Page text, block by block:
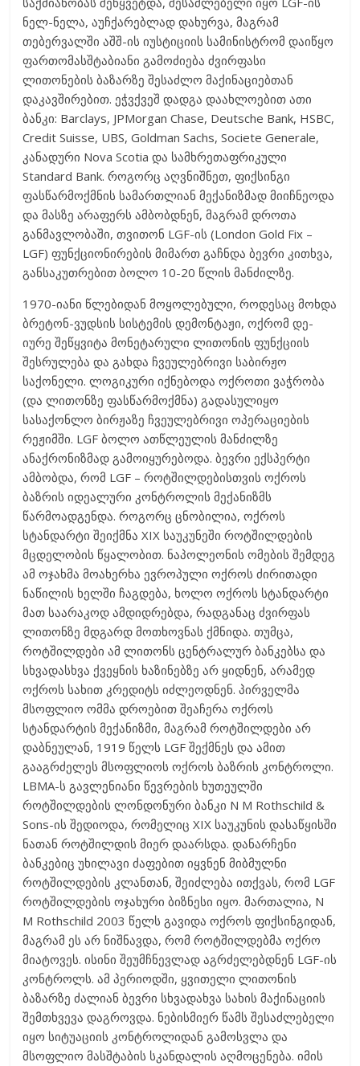
ნელ-ნელა, აუჩქარებლად დახურვა, მაგრამ
თებერვალში აშშ-ის იუსტიციის სამინისტრომ დაიწყო
ფართომასშტაბიანი გამოძიება ძვირფასი
ლითონების ბაზარზე შესაძლო მაქინაციებთან
დაკავშირებით. ეჭვქვეშ დადგა დაახლოებით ათი
ბანკი: Barclays, JPMorgan Chase, Deutsche Bank, HSBC,
Credit Suisse, UBS, Goldman Sachs, Societe Generale,
კანადური Nova Scotia და სამხრეთაფრიკული
Standard Bank. როგორც აღვნიშნეთ, ფიქსინგი
ფასწარმოქმნის სამართლიან მექანიზმად მიიჩნეოდა
და მასზე არაფერს ამბობდნენ, მაგრამ დროთა
განმავლობაში, თვითონ LGF-ის (London Gold Fix –
LGF) ფუნქციონირების მიმართ გაჩნდა ბევრი კითხვა,
განსაკუთრებით ბოლო 10-20 წლის მანძილზე.
1970-იანი წლებიდან მოყოლებული, როდესაც მოხდა
ბრეტონ-ვუდსის სისტემის დემონტაჟი, ოქრომ დე-
იურე შეწყვიტა მონეტარული ლითონის ფუნქციის
შესრულება და გახდა ჩვეულებრივი საბირჟო
საქონელი. ლოგიკური იქნებოდა ოქროთი ვაჭრობა
(და ლითონზე ფასწარმოქმნა) გადასულიყო
სასაქონლო ბირჟაზე ჩვეულებრივი ოპერაციების
რეჟიმში. LGF ბოლო ათწლეულის მანძილზე
ანაქრონიზმად გამოიყურებოდა. ბევრი ექსპერტი
ამბობდა, რომ LGF – როტშილდებისთვის ოქროს
ბაზრის იდეალური კონტროლის მექანიზმს
წარმოადგენდა. როგორც ცნობილია, ოქროს
სტანდარტი შეიქმნა XIX საუკუნეში როტშილდების
მცდელობის წყალობით. ნაპოლეონის ომების შემდეგ
ამ ოჯახმა მოახერხა ევროპული ოქროს ძირითადი
ნაწილის ხელში ჩაგდება, ხოლო ოქროს სტანდარტი
მათ საარაკოდ ამდიდრებდა, რადგანაც ძვირფას
ლითონზე მდგარდ მოთხოვნას ქმნიდა. თუმცა,
როტშილდები ამ ლითონს ცენტრალურ ბანკებსა და
სხვადასხვა ქვეყნის ხაზინებზე არ ყიდნენ, არამედ
ოქროს სახით კრედიტს იძლეოდნენ. პირველმა
მსოფლიო ომმა დროებით შეაჩერა ოქროს
სტანდარტის მექანიზმი, მაგრამ როტშილდები არ
დაბნეულან, 1919 წელს LGF შექმნეს და ამით
გააგრძელეს მსოფლიოს ოქროს ბაზრის კონტროლი.
LBMA-ს გავლენიანი წევრების ხუთეულში
როტშილდების ლონდონური ბანკი N M Rothschild &
Sons-ის შედიოდა, რომელიც XIX საუკუნის დასაწყისში
ნათან როტშილდის მიერ დაარსდა. დანარჩენი
ბანკებიც უხილავი ძაფებით იყვნენ მიბმულნი
როტშილდების კლანთან, შეიძლება ითქვას, რომ LGF
როტშილდების ოჯახური ბიზნესი იყო. მართალია, N
M Rothschild 2003 წელს გავიდა ოქროს ფიქსინგიდან,
მაგრამ ეს არ ნიშნავდა, რომ როტშილდებმა ოქრო
მიატოვეს. ისინი შეუმჩნევლად აგრძელებდნენ LGF-ის
კონტროლს. ამ პერიოდში, ყვითელი ლითონის
ბაზარზე ძალიან ბევრი სხვადახვა სახის მაქინაციის
შემთხვევა დაგროვდა. ნებისმიერ წამს შესაძლებელი
იყო სიტუაციის კონტროლიდან გამოსვლა და
მსოფლიო მასშტაბის სკანდალის აღმოცენება. იმის